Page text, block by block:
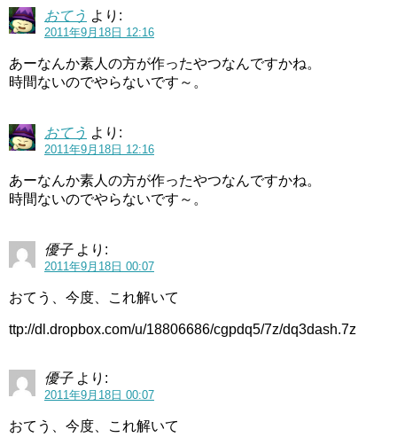
おてう より:
2011年9月18日 12:16
あーなんか素人の方が作ったやつなんですかね。
時間ないのでやらないです～。
おてう より:
2011年9月18日 12:16
あーなんか素人の方が作ったやつなんですかね。
時間ないのでやらないです～。
優子 より:
2011年9月18日 00:07
おてう、今度、これ解いて
ttp://dl.dropbox.com/u/18806686/cgpdq5/7z/dq3dash.7z
優子 より:
2011年9月18日 00:07
おてう、今度、これ解いて